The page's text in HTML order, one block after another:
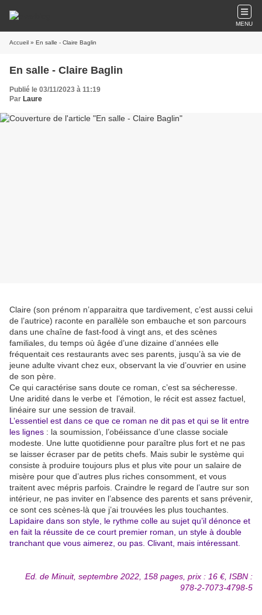
MENU
Accueil » En salle - Claire Baglin
En salle - Claire Baglin
Publié le 03/11/2023 à 11:19
Par Laure
Claire (son prénom n’apparaitra que tardivement, c’est aussi celui
de l’autrice) raconte en parallèle son embauche et son parcours
dans une chaîne de fast-food à vingt ans, et des scènes
familiales, du temps où âgée d’une dizaine d’années elle
fréquentait ces restaurants avec ses parents, jusqu’à sa vie de
jeune adulte vivant chez eux, observant la vie d’ouvrier en usine
de son père.
Ce qui caractérise sans doute ce roman, c’est sa sécheresse.
Une aridité dans le verbe et l’émotion, le récit est assez factuel,
linéaire sur une session de travail.
L’essentiel est dans ce que ce roman ne dit pas et qui se lit entre
les lignes : la soumission, l’obéissance d’une classe sociale
modeste. Une lutte quotidienne pour paraître plus fort et ne pas
se laisser écraser par de petits chefs. Mais subir le système qui
consiste à produire toujours plus et plus vite pour un salaire de
misère pour que d’autres plus riches consomment, et vous
traitent avec mépris parfois. Craindre le regard de l’autre sur son
intérieur, ne pas inviter en l’absence des parents et sans prévenir,
ce sont ces scènes-là que j’ai trouvées les plus touchantes.
Lapidaire dans son style, le rythme colle au sujet qu’il dénonce et
en fait la réussite de ce court premier roman, un style à double
tranchant que vous aimerez, ou pas. Clivant, mais intéressant.
Ed. de Minuit, septembre 2022, 158 pages, prix : 16 €, ISBN :
978-2-7073-4798-5